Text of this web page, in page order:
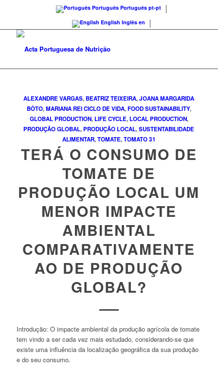
Português Português pt-pt
English Inglês en
ALEXANDRE VARGAS, BEATRIZ TEIXEIRA,JOANA MARGARIDA
BÔTO,MARIANA REICICLO DE VIDA,FOOD SUSTAINABILITY,
GLOBAL PRODUCTION, LIFE CYCLE, LOCAL PRODUCTION,
PRODUÇÃO GLOBAL,PRODUÇÃO LOCAL,SUSTENTABILIDADE
ALIMENTAR,TOMATE,TOMATO31
TERÁ O CONSUMO DE
TOMATE DE
PRODUÇÃO LOCAL UM
MENOR IMPACTE
AMBIENTAL
COMPARATIVAMENTE
AO DE PRODUÇÃO
GLOBAL?
Introdução: O impacte ambiental da produção agrícola de tomate
tem vindo a ser cada vez mais estudado, considerando-se que
existe uma influência da localização geográfica da sua produção
e do seu consumo.